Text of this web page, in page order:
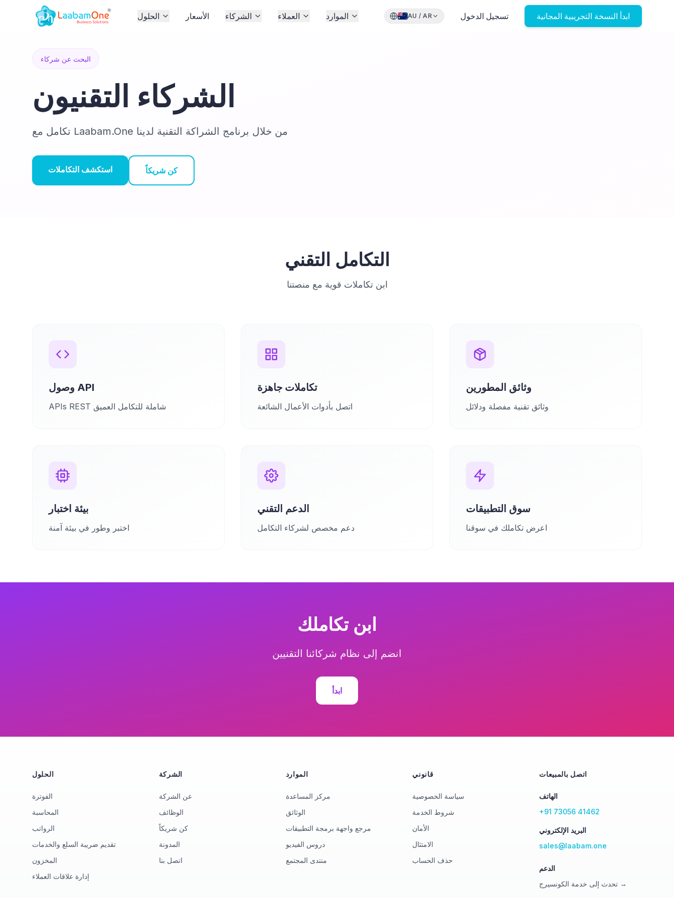
الحلول الأسعار الشركاء العملاء الموارد AU / AR تسجيل الدخول ابدأ النسخة التجريبية المجانية
البحث عن شركاء
الشركاء التقنيون
تكامل مع Laabam.One من خلال برنامج الشراكة التقنية لدينا
استكشف التكاملات كن شريكاً
التكامل التقني
ابن تكاملات قوية مع منصتنا
وصول API
APIs REST شاملة للتكامل العميق
تكاملات جاهزة
اتصل بأدوات الأعمال الشائعة
وثائق المطورين
وثائق تقنية مفصلة ودلائل
بيئة اختبار
اختبر وطور في بيئة آمنة
الدعم التقني
دعم مخصص لشركاء التكامل
سوق التطبيقات
اعرض تكاملك في سوقنا
ابن تكاملك
انضم إلى نظام شركائنا التقنيين
ابدأ
الحلول
الفوترة
المحاسبة
الرواتب
تقديم ضريبة السلع والخدمات
المخزون
إدارة علاقات العملاء
الشركة
عن الشركة
الوظائف
كن شريكاً
المدونة
اتصل بنا
الموارد
مركز المساعدة
الوثائق
مرجع واجهة برمجة التطبيقات
دروس الفيديو
منتدى المجتمع
قانوني
سياسة الخصوصية
شروط الخدمة
الأمان
الامتثال
حذف الحساب
اتصل بالمبيعات
الهاتف
+91 73056 41462
البريد الإلكتروني
sales@laabam.one
الدعم
تحدث إلى خدمة الكونسيرج →